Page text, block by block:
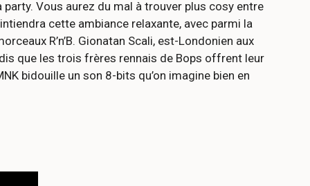
Vous aurez du mal à trouver plus cosy entre
cette ambiance relaxante, avec parmi la
R’n’B. Gionatan Scali, est-Londonien aux
que les trois frères rennais de Bops offrent leur
bidouille un son 8-bits qu’on imagine bien en